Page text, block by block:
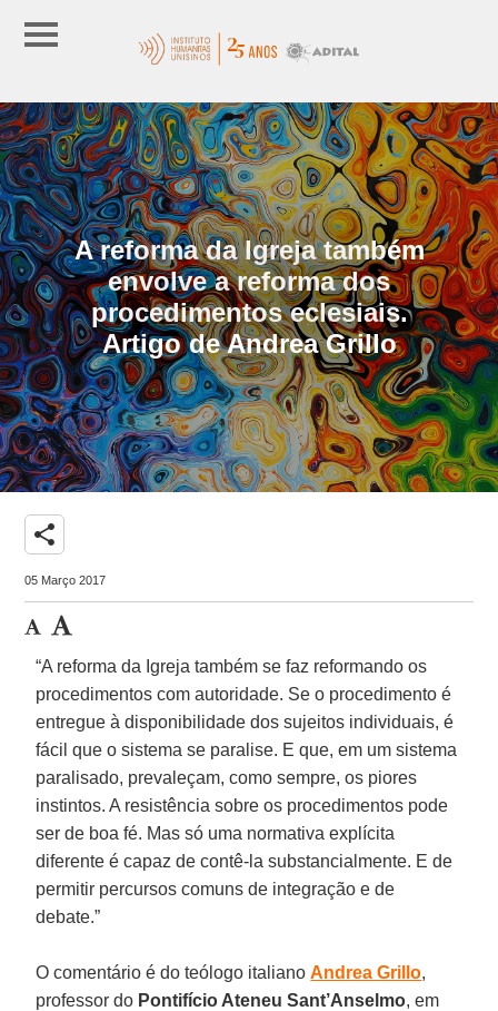
A reforma da Igreja também
envolve a reforma dos
procedimentos eclesiais.
Artigo de Andrea Grillo
share
05 Março 2017
“A reforma da Igreja também se faz reformando os
procedimentos com autoridade. Se o procedimento é
entregue à disponibilidade dos sujeitos individuais, é
fácil que o sistema se paralise. E que, em um sistema
paralisado, prevaleçam, como sempre, os piores
instintos. A resistência sobre os procedimentos pode
ser de boa fé. Mas só uma normativa explícita
diferente é capaz de contê-la substancialmente. E de
permitir percursos comuns de integração e de
debate.”
O comentário é do teólogo italianoAndrea Grillo,
professor do Pontifício Ateneu Sant’Anselmo, em